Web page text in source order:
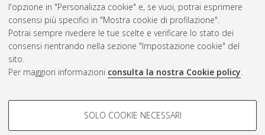
l'opzione in "Personalizza cookie" e, se vuoi, potrai esprimere
consensi più specifici in "Mostra cookie di profilazione".
Potrai sempre rivedere le tue scelte e verificare lo stato dei
consensi rientrando nella sezione "Impostazione cookie" del
sito.
Per maggiori informazioni consulta la nostra Cookie policy.
COOKIE DI PROFILAZIONE -
SOLO COOKIE NECESSARI
Rss 1.0
Rss 2.0
AMS Laurea
Impostazioni Cookie
Informativa sulla privacy
Condizioni d’uso del sito